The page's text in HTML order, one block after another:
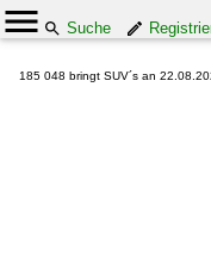
Suche
185 048 bringt SUV´s an